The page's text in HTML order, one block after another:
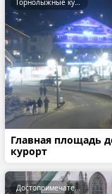
Главная площадь
курорт
Горнолыжные курорты
Достопримечательности